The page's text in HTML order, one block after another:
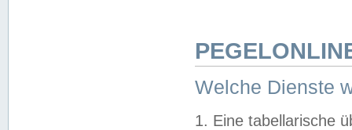
Welche Dienste
1. Eine tabellarische